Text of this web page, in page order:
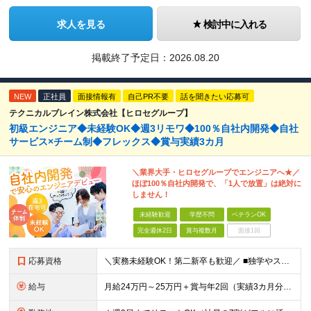
求人を見る 検討中に入れる
掲載終了予定日： 2026.08.20
NEW 正社員 面接情報有 自己PR不要 話を聞きたい応募可
テクニカルブレイン株式会社【ヒロセグループ】
初級エンジニア◆未経験OK◆週3リモワ◆100％自社内開発◆自社
サービス×チーム制◆フレックス◆賞与実績3カ月
＼業界大手・ヒロセグループでエンジニアへ★／
ほぼ100％自社内開発で、「1人で放置」は絶対に
しません！
未経験歓迎 学歴不問 ベテランOK
完全週休2日 賞与複数月 面接1回
応募資格 ＼実務未経験OK！第二新卒も歓迎／ ■独学やスクール・職業訓練校等でプログラミングに触れている方 ■学歴不問 └まずはお会いするスタイルです！ 建設業界のコンサルタントなど、異業種の先輩も活躍中！
給与 月給24万円～25万円＋賞与年2回（実績3カ月分）＋住宅・家族手当 ※経験・年齢・能力を考慮し、当社規定により決定します。 ※試用期間3カ月（給与、待遇に差異はありません） ※残業代は全額支給いたしま